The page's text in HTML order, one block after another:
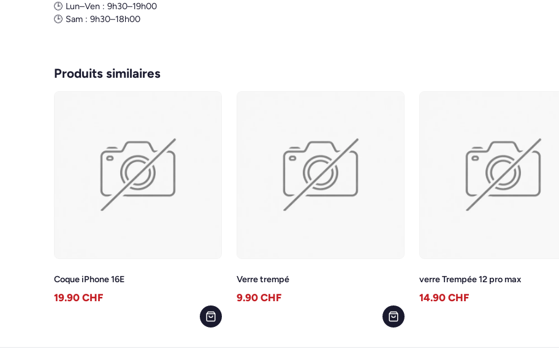
🕒 Lun–Ven : 9h30–19h00
🕒 Sam : 9h30–18h00
Produits similaires
Coque iPhone 16E
19.90 CHF
Verre trempé
9.90 CHF
verre Trempée 12 pro max
14.90 CHF